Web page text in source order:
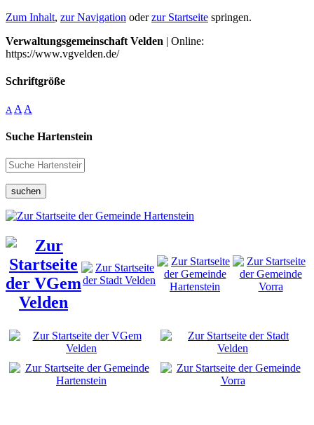
Zum Inhalt, zur Navigation oderzur Startseite springen.
Verwaltungsgemeinschaft Velden | Online:
https://www.vgvelden.de/
Schriftgröße
A A A
Suche Hartenstein
suchen